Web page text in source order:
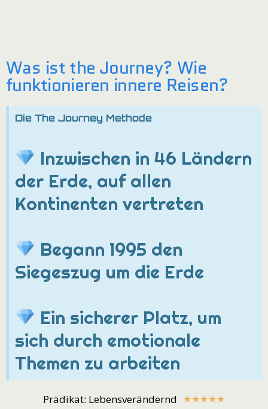
Was ist the Journey? Wie
funktionieren innere Reisen?
Die The Journey Methode
Inzwischen in 46 Ländern
der Erde, auf allen
Kontinenten vertreten
Begann 1995 den
Siegeszug um die Erde
Ein sicherer Platz, um
sich durch emotionale
Themen zu arbeiten
Prädikat: Lebensverändernd ★★★★★